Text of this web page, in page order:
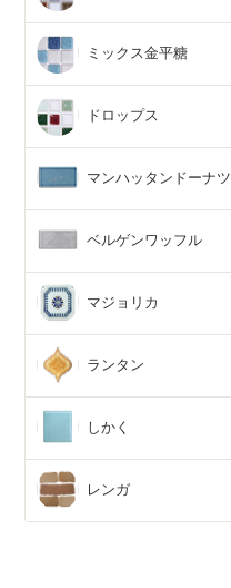
ミックス金平糖
ドロップス
マンハッタンドーナツ
ベルゲンワッフル
マジョリカ
ランタン
しかく
レンガ